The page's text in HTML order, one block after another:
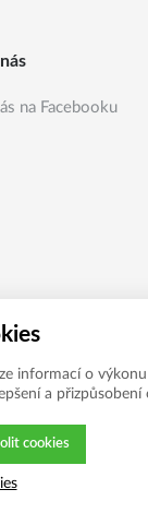
na Facebooku
informací o
a přizpůsobení
cookies